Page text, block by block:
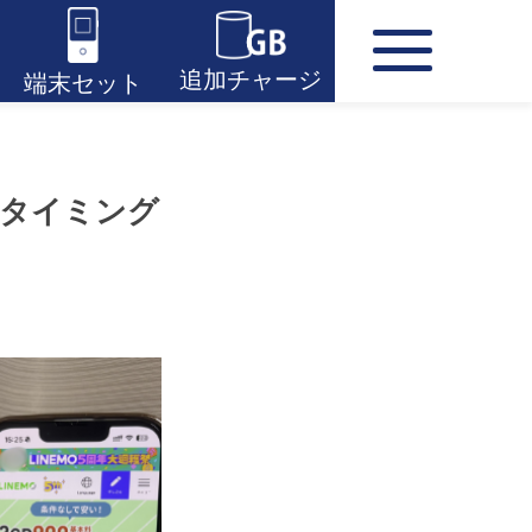
端末セット 追加チャージ
イミング